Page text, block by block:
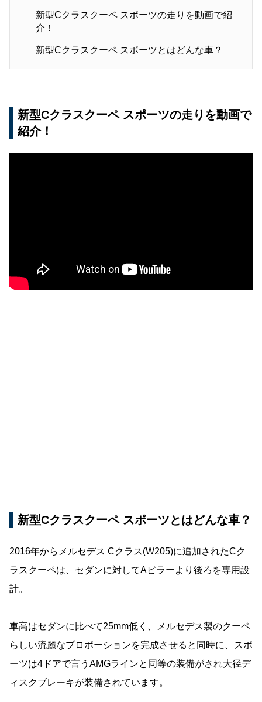
新型Cクラスクーペ スポーツの走りを動画で紹
介！
新型Cクラスクーペ スポーツとはどんな車？
新型Cクラスクーペ スポーツの走りを動画で
紹介！
新型Cクラスクーペ スポーツとはどんな車？
2016年からメルセデス Cクラス(W205)に追加されたCク
ラスクーペは、セダンに対してAピラーより後ろを専用設
計。
車高はセダンに比べて25mm低く、メルセデス製のクーペ
らしい流麗なプロポーションを完成させると同時に、スポ
ーツは4ドアで言うAMGラインと同等の装備がされ大径デ
ィスクブレーキが装備されています。